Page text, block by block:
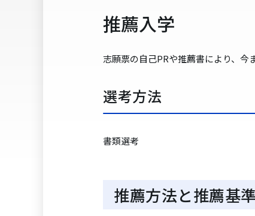
推薦入学
志願票の自己PRや推薦書により、今
選考方法
書類選考
推薦方法と推薦基準